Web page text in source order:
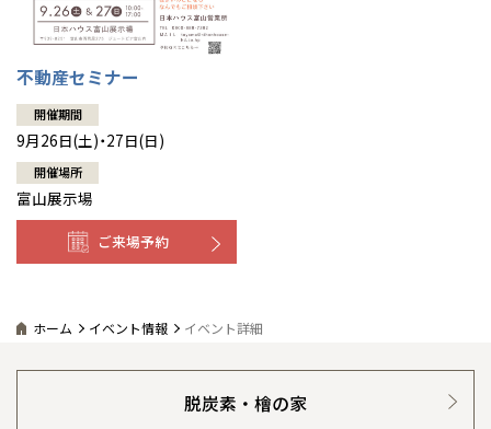
不動産セミナー
開催期間
9月26日(土)・27日(日)
開催場所
富山展示場
ご来場予約
ホーム イベント情報 イベント詳細
脱炭素・檜の家